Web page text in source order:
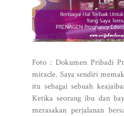
Foto : Dokumen Pribadi
miracle. Saya sendiri
itu sebagai sebuah
Ketika seorang ibu dan
merasakan perjalanan